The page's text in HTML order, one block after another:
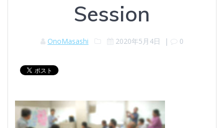
Session
OnoMasashi 2020年5月4日 | 0